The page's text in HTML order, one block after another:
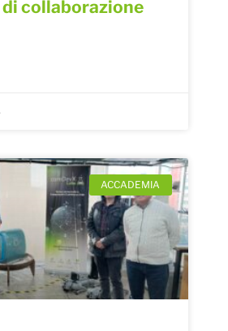
collaborazione
ACCADEMIA